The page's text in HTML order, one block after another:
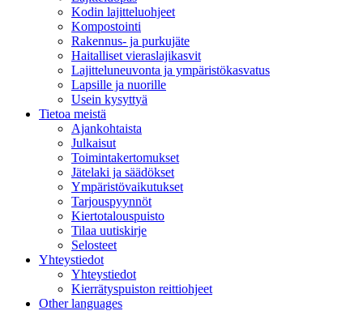
Kodin lajitteluohjeet
Kompostointi
Rakennus- ja purkujäte
Haitalliset vieraslajikasvit
Lajitteluneuvonta ja ympäristökasvatus
Lapsille ja nuorille
Usein kysyttyä
Tietoa meistä
Ajankohtaista
Julkaisut
Toimintakertomukset
Jätelaki ja säädökset
Ympäristövaikutukset
Tarjouspyynnöt
Kiertotalouspuisto
Tilaa uutiskirje
Selosteet
Yhteystiedot
Yhteystiedot
Kierrätyspuiston reittiohjeet
Other languages